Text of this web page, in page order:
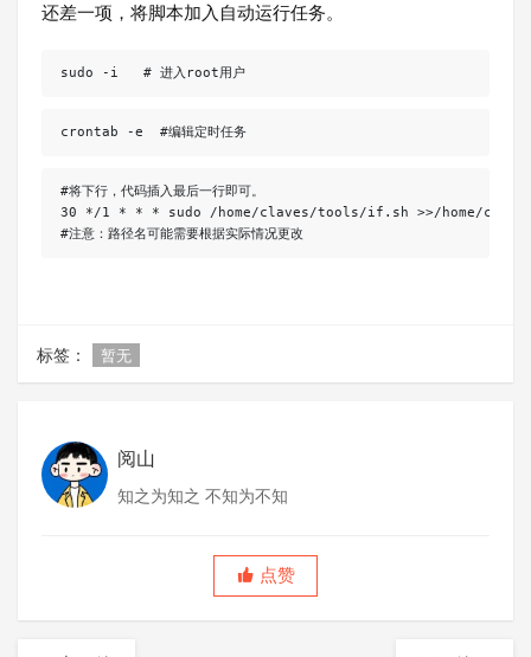
还差一项，将脚本加入自动运行任务。
sudo -i   # 进入root用户
crontab -e  #编辑定时任务
#将下行，代码插入最后一行即可。
30 */1 * * * sudo /home/claves/tools/if.sh >>/home/
#注意：路径名可能需要根据实际情况更改
标签： 暂无
阅山
知之为知之 不知为不知
点赞